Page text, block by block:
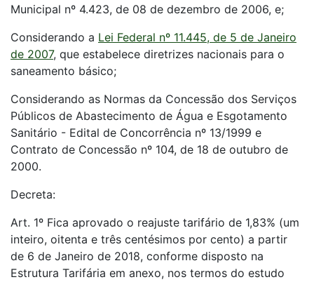
Municipal nº 4.423, de 08 de dezembro de 2006, e;
Considerando a Lei Federal nº 11.445, de 5 de Janeiro
de 2007, que estabelece diretrizes nacionais para o
saneamento básico;
Considerando as Normas da Concessão dos Serviços
Públicos de Abastecimento de Água e Esgotamento
Sanitário - Edital de Concorrência nº 13/1999 e
Contrato de Concessão nº 104, de 18 de outubro de
2000.
Decreta:
Art. 1º Fica aprovado o reajuste tarifário de 1,83% (um
inteiro, oitenta e três centésimos por cento) a partir
de 6 de Janeiro de 2018, conforme disposto na
Estrutura Tarifária em anexo, nos termos do estudo